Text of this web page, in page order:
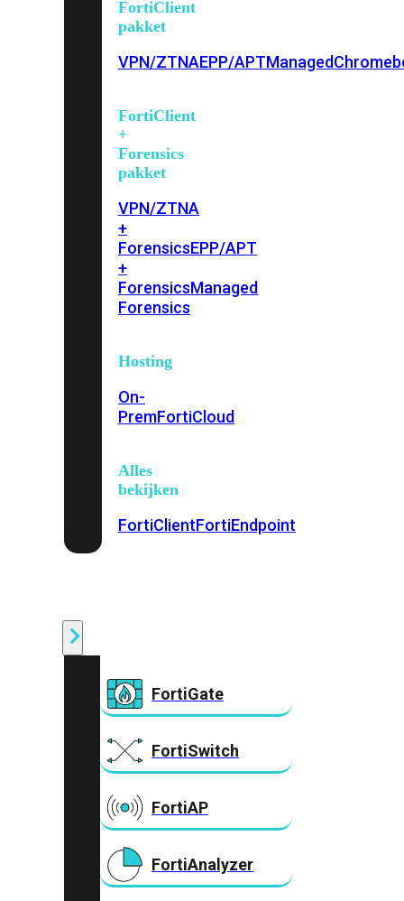
FortiClient
pakket
VPN/ZTNAEPP/APTManaged
FortiClient
+
Forensics
pakket
VPN/ZTNA
+
ForensicsEPP/APT
+
ForensicsManaged
Forensics
Hosting
On-
PremFortiCloud
Alles
bekijken
FortiClientFortiEndpoint
FortiGate
FortiSwitch
FortiAP
FortiAnalyzer